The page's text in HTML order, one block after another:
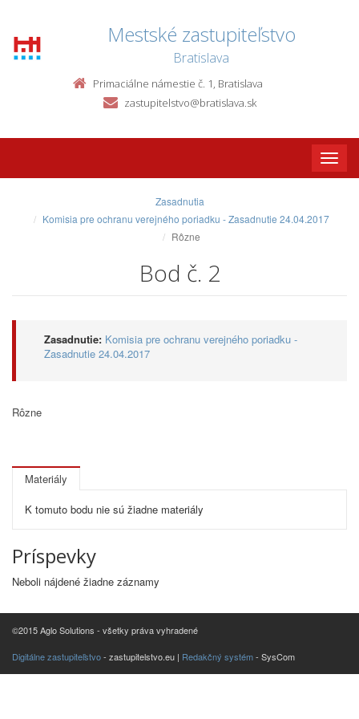
Mestské zastupiteľstvo
Bratislava
Primaciálne námestie č. 1, Bratislava
zastupitelstvo@bratislava.sk
Toggle
Zasadnutia
Komisia pre ochranu verejného poriadku - Zasadnutie 24.04.2017
Rôzne
Bod č. 2
Zasadnutie: Komisia pre ochranu verejného poriadku -
Zasadnutie 24.04.2017
Rôzne
Materiály
K tomuto bodu nie sú žiadne materiály
Príspevky
Neboli nájdené žiadne záznamy
©2015 Aglo Solutions - všetky práva vyhradené
Digitálne zastupiteľstvo- zastupitelstvo.eu | Redakčný systém- SysCom